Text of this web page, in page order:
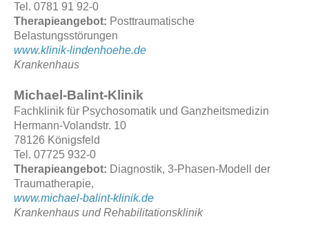
Tel. 0781 91 92-0
Therapieangebot: Posttraumatische
Belastungsstörungen
www.klinik-lindenhoehe.de
Krankenhaus
Michael-Balint-Klinik
Fachklinik für Psychosomatik und Ganzheitsmedizin
Hermann-Volandstr. 10
78126 Königsfeld
Tel. 07725 932-0
Therapieangebot: Diagnostik, 3-Phasen-Modell der
Traumatherapie,
www.michael-balint-klinik.de
Krankenhaus und Rehabilitationsklinik